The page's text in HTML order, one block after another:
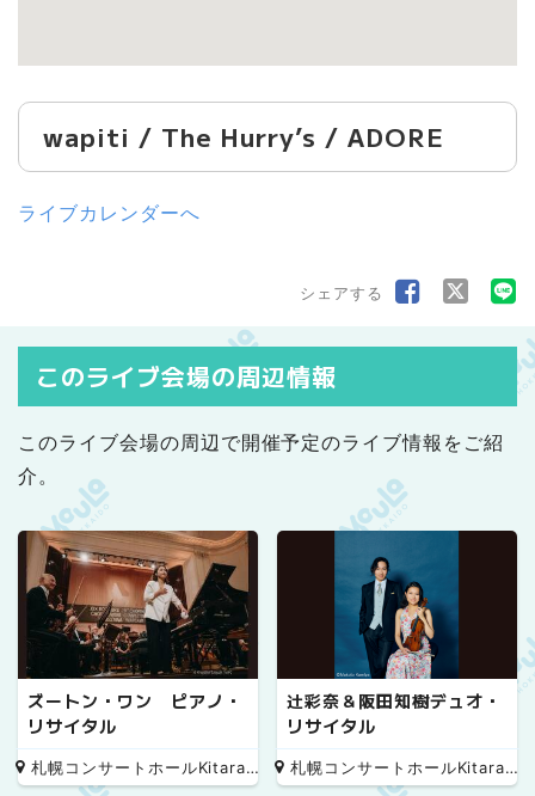
wapiti / The Hurryʼs / ADORE
ライブカレンダーへ
シェアする
このライブ会場の周辺情報
このライブ会場の周辺で開催予定のライブ情報をご紹
介。
ズートン・ワン ピアノ・
リサイタル
札幌コンサートホールKitara 小ホール
辻彩奈＆阪田知樹デュオ・
リサイタル
札幌コンサートホールKitara 小ホール